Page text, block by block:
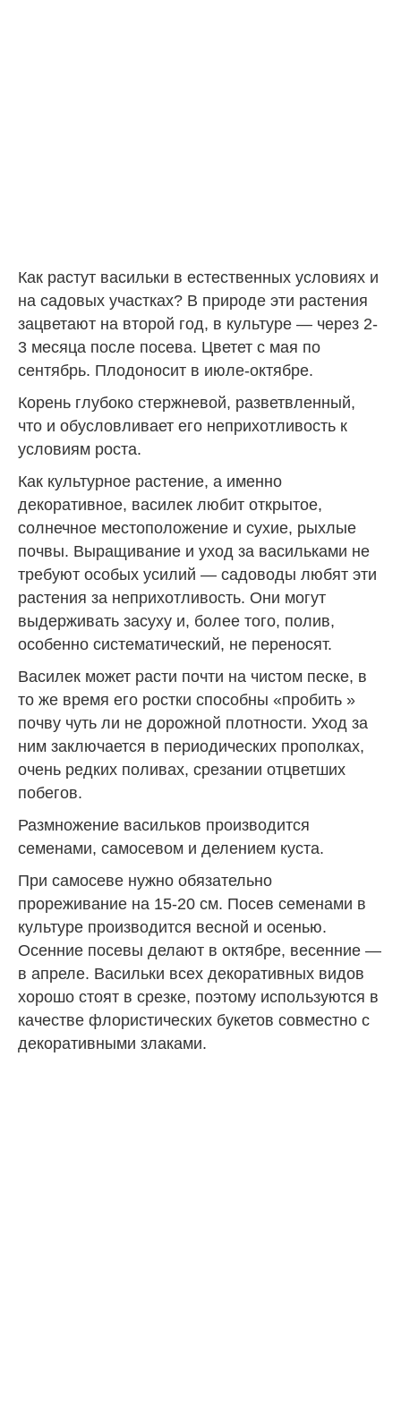
Как растут васильки в естественных условиях и
на садовых участках? В природе эти растения
зацветают на второй год, в культуре — через 2-
3 месяца после посева. Цветет с мая по
сентябрь. Плодоносит в июле-октябре.
Корень глубоко стержневой, разветвленный,
что и обусловливает его неприхотливость к
условиям роста.
Как культурное растение, а именно
декоративное, василек любит открытое,
солнечное местоположение и сухие, рыхлые
почвы. Выращивание и уход за васильками не
требуют особых усилий — садоводы любят эти
растения за неприхотливость. Они могут
выдерживать засуху и, более того, полив,
особенно систематический, не переносят.
Василек может расти почти на чистом песке, в
то же время его ростки способны «пробить »
почву чуть ли не дорожной плотности. Уход за
ним заключается в периодических прополках,
очень редких поливах, срезании отцветших
побегов.
Размножение васильков производится
семенами, самосевом и делением куста.
При самосеве нужно обязательно
прореживание на 15-20 см. Посев семенами в
культуре производится весной и осенью.
Осенние посевы делают в октябре, весенние —
в апреле. Васильки всех декоративных видов
хорошо стоят в срезке, поэтому используются в
качестве флористических букетов совместно с
декоративными злаками.